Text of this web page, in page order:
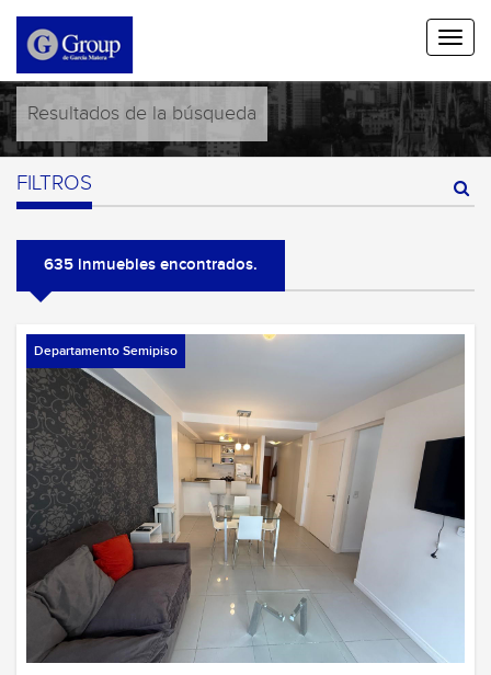
Resultados de la búsqueda
FILTROS
635 inmuebles encontrados.
Departamento Semipiso